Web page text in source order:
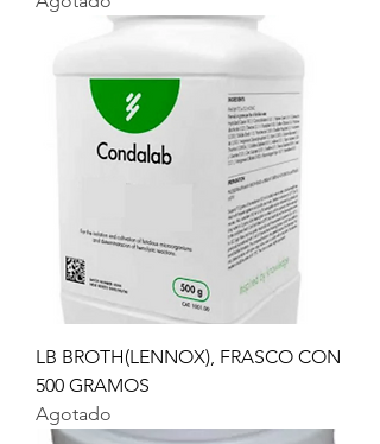
LB BROTH(LENNOX), FRASCO CON
500 GRAMOS
Agotado